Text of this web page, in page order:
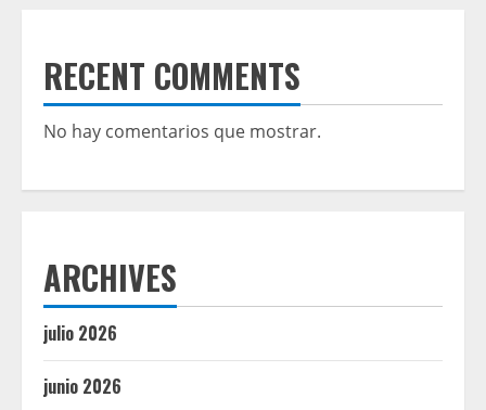
RECENT COMMENTS
No hay comentarios que mostrar.
ARCHIVES
julio 2026
junio 2026